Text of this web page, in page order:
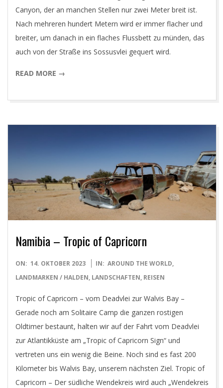
Canyon, der an manchen Stellen nur zwei Meter breit ist.
Nach mehreren hundert Metern wird er immer flacher und
breiter, um danach in ein flaches Flussbett zu münden, das
auch von der Straße ins Sossusvlei gequert wird.
READ MORE →
Namibia – Tropic of Capricorn
2023-
10-
ON: 14. OKTOBER 2023 IN: AROUND THE WORLD,
LANDMARKEN / HALDEN, LANDSCHAFTEN, REISEN
Tropic of Capricorn – vom Deadvlei zur Walvis Bay –
Gerade noch am Solitaire Camp die ganzen rostigen
Oldtimer bestaunt, halten wir auf der Fahrt vom Deadvlei
zur Atlantikküste am „Tropic of Capricorn Sign“ und
vertreten uns ein wenig die Beine. Noch sind es fast 200
Kilometer bis Walvis Bay, unserem nächsten Ziel. Tropic of
Capricorn – Der südliche Wendekreis wird auch „Wendekreis